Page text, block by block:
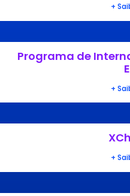
+
Programa de
+
+